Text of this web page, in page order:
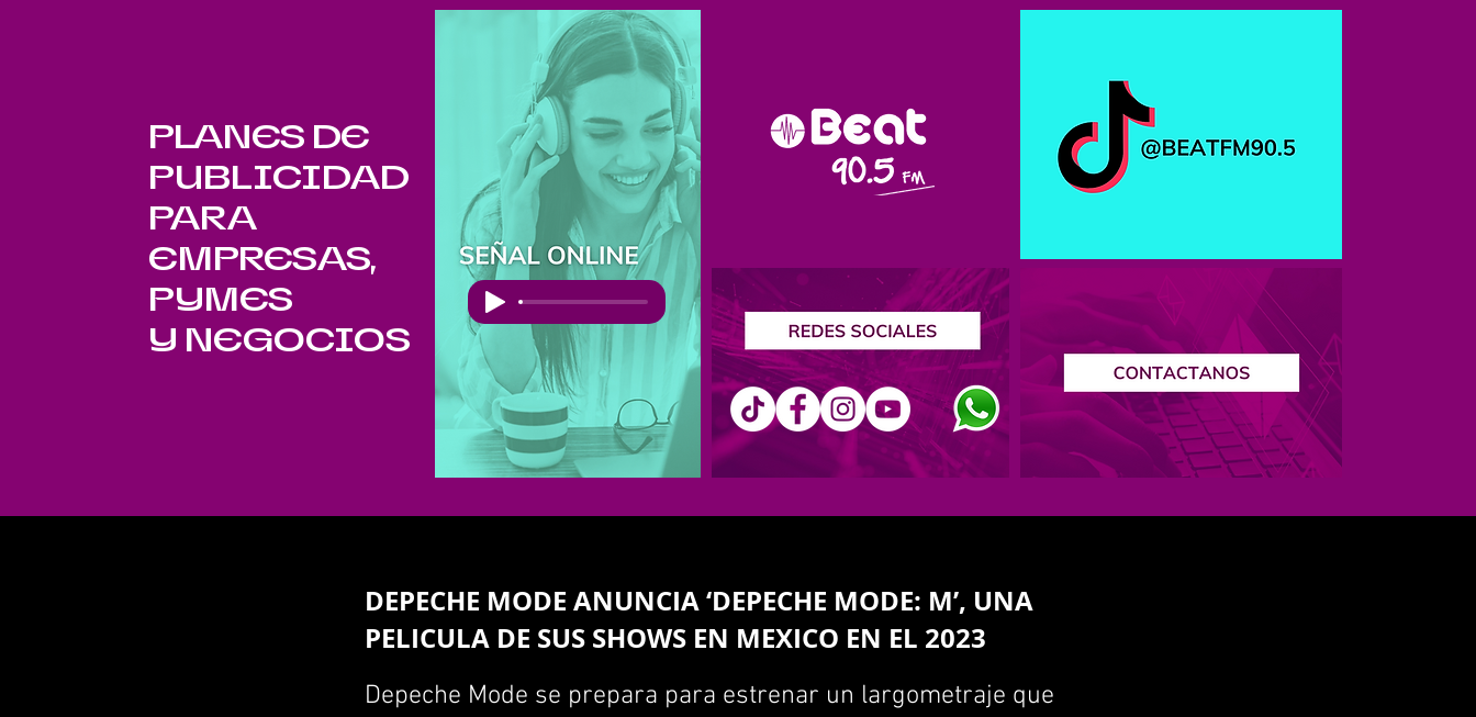
PLANES DE
PUBLICIDAD
PARA
EMPRESAS,
PYMES
Y NEGOCIOS
DEPECHE MODE ANUNCIA ‘DEPECHE MODE: M’, UNA
PELICULA DE SUS SHOWS EN MEXICO EN EL 2023
Depeche Mode se prepara para estrenar un largometraje que